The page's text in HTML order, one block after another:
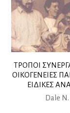
ΤΡΟΠΟΙ
ΟΙΚΟΓΕΝΕΙΕΣ
ΕΙΔΙΚΕΣ
Dale N.